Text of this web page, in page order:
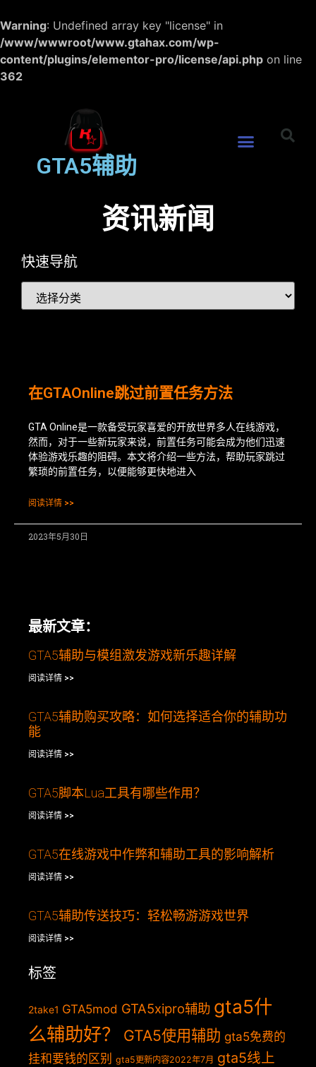
Warning: Undefined array key "license" in
/www/wwwroot/www.gtahax.com/wp-
content/plugins/elementor-pro/license/api.php on line
362
GTA5辅助
资讯新闻
快速导航
在GTAOnline跳过前置任务方法
GTA Online是一款备受玩家喜爱的开放世界多人在线游戏，
然而，对于一些新玩家来说，前置任务可能会成为他们迅速
体验游戏乐趣的阻碍。本文将介绍一些方法，帮助玩家跳过
繁琐的前置任务，以便能够更快地进入
阅读详情 >>
2023年5月30日
最新文章：
GTA5辅助与模组激发游戏新乐趣详解
阅读详情 >>
GTA5辅助购买攻略：如何选择适合你的辅助功
能
阅读详情 >>
GTA5脚本Lua工具有哪些作用？
阅读详情 >>
GTA5在线游戏中作弊和辅助工具的影响解析
阅读详情 >>
GTA5辅助传送技巧：轻松畅游游戏世界
阅读详情 >>
标签
2take1 GTA5mod GTA5xipro辅助 gta5什
么辅助好？
GTA5使用辅助 gta5免费的
挂和要钱的区别
gta5更新内容2022年7月 gta5线上